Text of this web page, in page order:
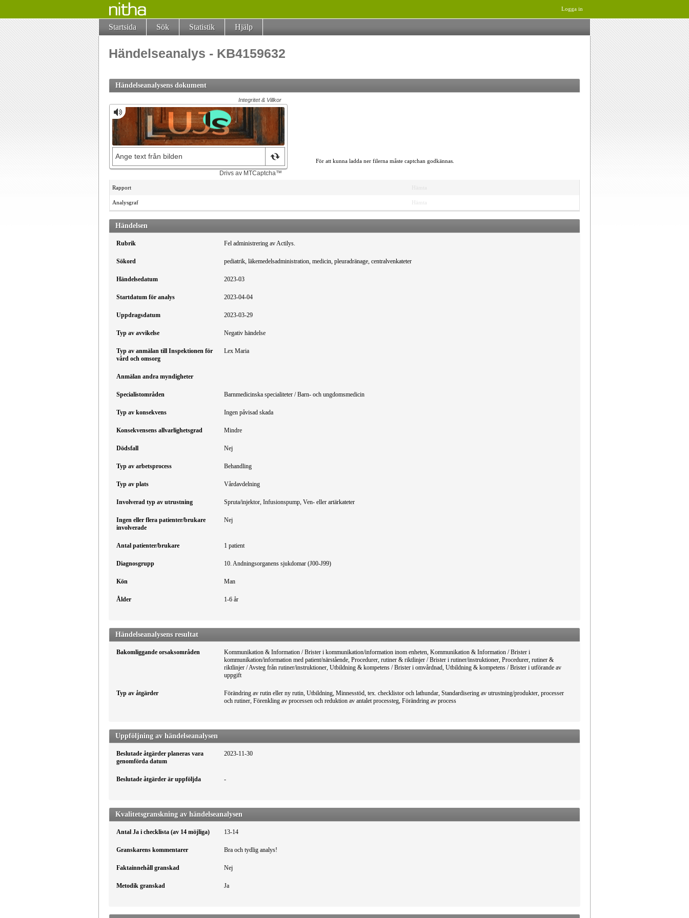
Logga in
Startsida Sök Statistik Hjälp
Händelseanalys - KB4159632
Händelseanalysens dokument
För att kunna ladda ner filerna måste captchan godkännas.
Rapport
Analysgraf Hämta
Händelsen
Rubrik Fel administrering av Actilys.
Sökord pediatrik, läkemedelsadministration, medicin, pleuradränage, centralvenkateter
Händelsedatum 2023-03
Startdatum för analys 2023-04-04
Uppdragsdatum 2023-03-29
Typ av avvikelse Negativ händelse
Typ av anmälan till Inspektionen för
vård och omsorg
Lex Maria
Anmälan andra myndigheter
Specialistområden Barnmedicinska specialiteter / Barn- och ungdomsmedicin
Typ av konsekvens Ingen påvisad skada
Konsekvensens allvarlighetsgrad Mindre
Dödsfall Nej
Typ av arbetsprocess Behandling
Typ av plats Vårdavdelning
Involverad typ av utrustning Spruta/injektor, Infusionspump, Ven- eller artärkateter
Ingen eller flera patienter/brukare
involverade
Nej
Antal patienter/brukare 1 patient
Diagnosgrupp 10. Andningsorganens sjukdomar (J00-J99)
Kön Man
Ålder 1-6 år
Händelseanalysens resultat
Bakomliggande orsaksområden
Kommunikation & Information / Brister i kommunikation/information inom enheten, Kommunikation & Information / Brister i
kommunikation/information med patient/närstående, Procedurer, rutiner & riktlinjer / Brister i rutiner/instruktioner, Procedurer, rutiner &
riktlinjer / Avsteg från rutiner/instruktioner, Utbildning & kompetens / Brister i omvårdnad, Utbildning & kompetens / Brister i utförande av
uppgift
Typ av åtgärder
Förändring av rutin eller ny rutin, Utbildning, Minnesstöd, tex. checklistor och lathundar, Standardisering av utrustning/produkter, processer
och rutiner, Förenkling av processen och reduktion av antalet processteg, Förändring av process
Uppföljning av händelseanalysen
Beslutade åtgärder planeras vara
genomförda datum
2023-11-30
Beslutade åtgärder är uppföljda -
Kvalitetsgranskning av händelseanalysen
Antal Ja i checklista (av 14 möjliga) 13-14
Granskarens kommentarer Bra och tydlig analys!
Faktainnehåll granskad Nej
Metodik granskad Ja